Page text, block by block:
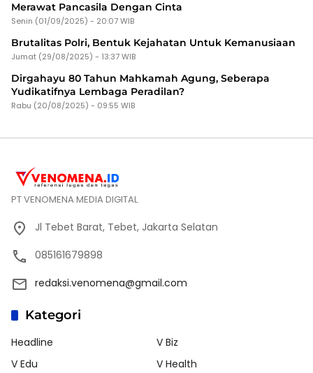
Merawat Pancasila Dengan Cinta
Senin (01/09/2025) - 20:07 WIB
Brutalitas Polri, Bentuk Kejahatan Untuk Kemanusiaan
Jumat (29/08/2025) - 13:37 WIB
Dirgahayu 80 Tahun Mahkamah Agung, Seberapa
Yudikatifnya Lembaga Peradilan?
Rabu (20/08/2025) - 09:55 WIB
PT VENOMENA MEDIA DIGITAL
Jl Tebet Barat, Tebet, Jakarta Selatan
085161679898
redaksi.venomena@gmail.com
Kategori
Headline
V Biz
V Edu
V Health